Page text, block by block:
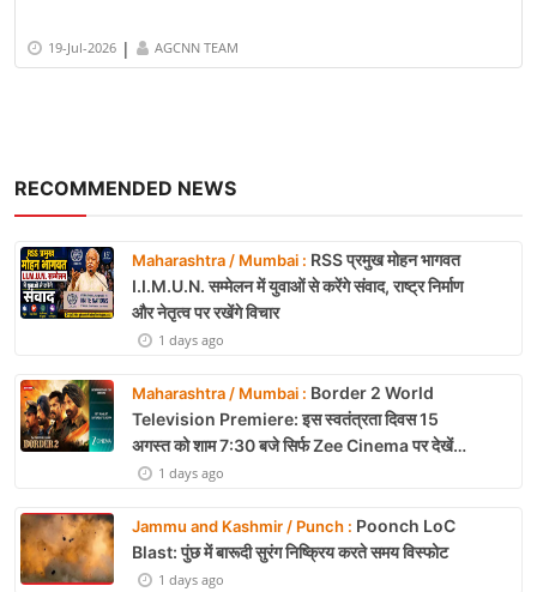
RECOMMENDED NEWS
Maharashtra / Mumbai : RSS प्रमुख मोहन भागवत
I.I.M.U.N. सम्मेलन में युवाओं से करेंगे संवाद, राष्ट्र निर्माण
और नेतृत्व पर रखेंगे विचार
1 days ago
Maharashtra / Mumbai : Border 2 World
Television Premiere: इस स्वतंत्रता दिवस 15
अगस्त को शाम 7:30 बजे सिर्फ Zee Cinema पर देखें
बॉर्डर 21 days ago
Jammu and Kashmir / Punch : Poonch LoC
Blast: पुंछ में बारूदी सुरंग निष्क्रिय करते समय विस्फोट
1 days ago
19-Jul-2026 | AGCNN TEAM